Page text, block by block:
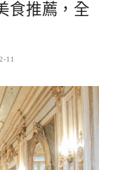
食推薦，全
11